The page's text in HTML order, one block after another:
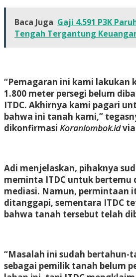
Baca Juga Gaji 4.591 P3K
Tengah Tergantung
“Pemagaran ini kami lakukan
1.800 meter persegi belum
ITDC. Akhirnya kami pagari
bahwa ini tanah kami,”
dikonfirmasi Koranlombok.idvia
Adi menjelaskan, pihaknya
meminta ITDC untuk bertemu
mediasi. Namun, permintaan
ditanggapi, sementara ITDC
bahwa tanah tersebut telah
“Masalah ini sudah bertahun-
sebagai pemilik tanah belum